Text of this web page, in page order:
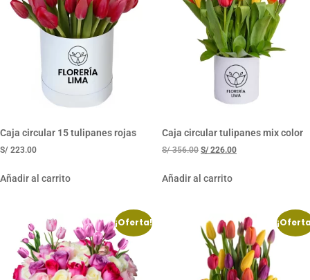
Caja circular 15 tulipanes rojas
S/ 223.00
Añadir al carrito
Caja circular tulipanes mix color
S/356.00 S/ 226.00
Añadir al carrito
¡Oferta!